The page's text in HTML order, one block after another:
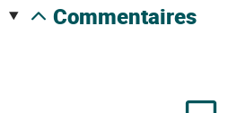
commentaires